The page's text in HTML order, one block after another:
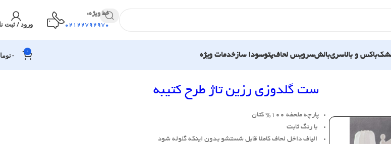
خط ویژه:
02122792970
ورود / ثبت
باکس و بالاسریبالشسرویس لحافپتوسودا سازخدمات ویژه 0 ۰
ست گلدوزی رزین تاژ طرح کتیبه
پارچه ملحفه 100% کتان
با رنگ ثابت
الیاف داخل لحاف کاملا قابل شستشو بدون اینکه گلوله شود